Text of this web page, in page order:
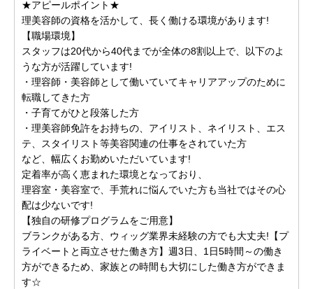
★アピールポイント★
理美容師の資格を活かして、長く働ける環境があります!
【職場環境】
スタッフは20代から40代までが全体の8割以上で、以下のよ
うな方が活躍しています!
・理容師・美容師として働いていてキャリアアップのために
転職してきた方
・子育てがひと段落した方
・理美容師免許をお持ちの、アイリスト、ネイリスト、エス
テ、スタイリスト等美容関連の仕事をされていた方
など、幅広くお勤めいただいています!
定着率が高く恵まれた環境となっており、
理容室・美容室で、手荒れに悩んでいた方も当社ではその心
配は少ないです!
【独自の研修プログラムをご用意】
ブランクがある方、ウィッグ業界未経験の方でも大丈夫!【プ
ライベートと両立させた働き方】週3日、1日5時間～の働き
方ができるため、家族との時間も大切にした働き方ができま
す☆